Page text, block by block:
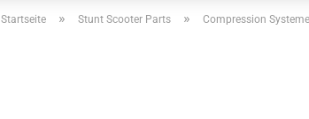
Startseite » Stunt Scooter Parts » Compression Systeme